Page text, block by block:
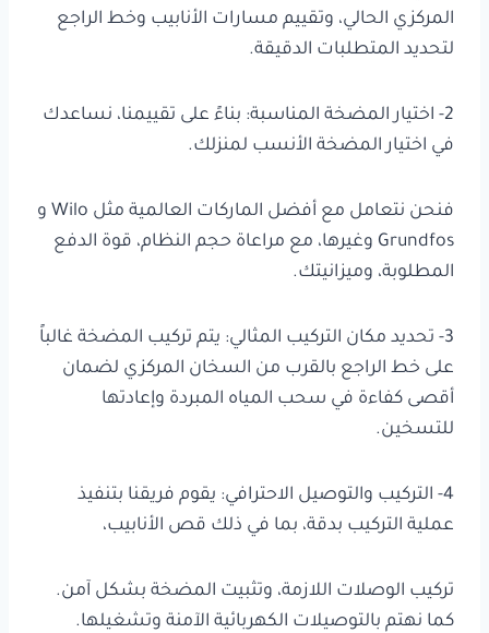
المركزي الحالي، وتقييم مسارات الأنابيب وخط الراجع
لتحديد المتطلبات الدقيقة.
2- اختيار المضخة المناسبة: بناءً على تقييمنا، نساعدك
في اختيار المضخة الأنسب لمنزلك.
فنحن نتعامل مع أفضل الماركات العالمية مثل Wilo و
Grundfos وغيرها، مع مراعاة حجم النظام، قوة الدفع
المطلوبة، وميزانيتك.
3- تحديد مكان التركيب المثالي: يتم تركيب المضخة غالباً
على خط الراجع بالقرب من السخان المركزي لضمان
أقصى كفاءة في سحب المياه المبردة وإعادتها
للتسخين.
4- التركيب والتوصيل الاحترافي: يقوم فريقنا بتنفيذ
عملية التركيب بدقة، بما في ذلك قص الأنابيب،
تركيب الوصلات اللازمة، وتثبيت المضخة بشكل آمن.
كما نهتم بالتوصيلات الكهربائية الآمنة وتشغيلها.